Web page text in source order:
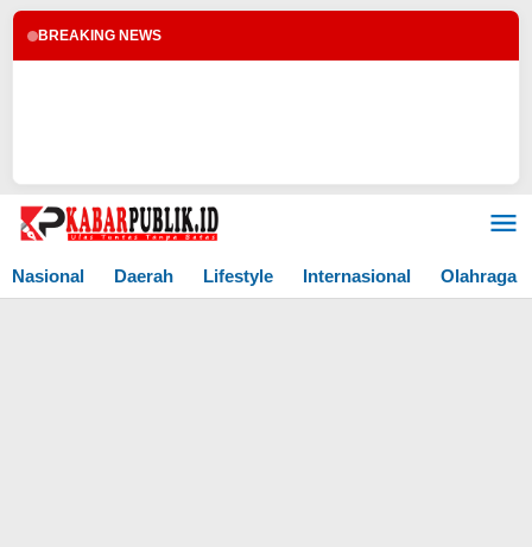
BREAKING NEWS
Lewati
Nasional
Daerah Lifestyle Internasional Olahraga